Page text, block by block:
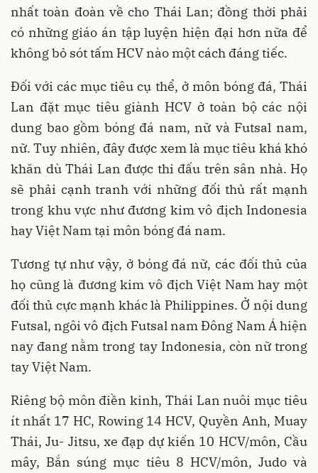
nhất toàn đoàn về cho Thái Lan; đồng thời phải
có những giáo án tập luyện hiện đại hơn nữa để
không bỏ sót tấm HCV nào một cách đáng tiếc.
Đối với các mục tiêu cụ thể, ở môn bóng đá, Thái
Lan đặt mục tiêu giành HCV ở toàn bộ các nội
dung bao gồm bóng đá nam, nữ và Futsal nam,
nữ. Tuy nhiên, đây được xem là mục tiêu khá khó
khăn dù Thái Lan được thi đấu trên sân nhà. Họ
sẽ phải cạnh tranh với những đối thủ rất mạnh
trong khu vực như đương kim vô địch Indonesia
hay Việt Nam tại môn bóng đá nam.
Tương tự như vậy, ở bóng đá nữ, các đối thủ của
họ cũng là đương kim vô địch Việt Nam hay một
đối thủ cực mạnh khác là Philippines. Ở nội dung
Futsal, ngôi vô địch Futsal nam Đông Nam Á hiện
nay đang nằm trong tay Indonesia, còn nữ trong
tay Việt Nam.
Riêng bộ môn điền kinh, Thái Lan nuôi mục tiêu
ít nhất 17 HC, Rowing 14 HCV, Quyền Anh, Muay
Thái, Ju- Jitsu, xe đạp dự kiến 10 HCV/môn, Cầu
mây, Bắn súng mục tiêu 8 HCV/môn, Judo và